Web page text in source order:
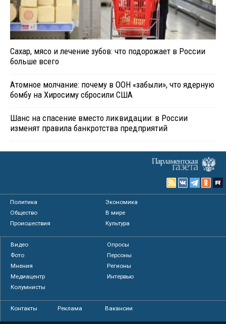
Сахар, мясо и лечение зубов: что подорожает в России
больше всего
Атомное молчание: почему в ООН «забыли», что ядерную
бомбу на Хиросиму сбросили США
Шанс на спасение вместо ликвидации: в России
изменят правила банкротства предприятий
Политика
Экономика
Общество
В мире
Происшествия
Культура
Видео
Опросы
Фото
Персоны
Мнения
Регионы
Медиацентр
Интервью
Колумнисты
Контакты Реклама Вакансии